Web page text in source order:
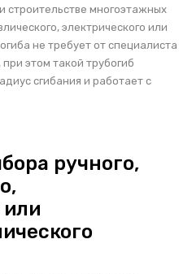
строительстве многоэтажных
электрического или
не требует от специалиста
этом такой трубогиб
сгибания и работает с
ручного,
или